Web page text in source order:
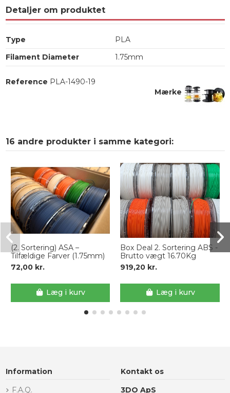
Detaljer om produktet
Type
PLA
Filament Diameter
1.75mm
Mærke
Reference PLA-1490-19
16 andre produkter i samme kategori:
(2. Sortering) ASA –
Tilfældige Farver (1.75mm)
72,00 kr.
Læg i kurv
Box Deal 2. Sortering ABS -
Brutto vægt 16.70Kg
919,20 kr.
Læg i kurv
Information
F.A.Q.
Kontakt os
3DO ApS